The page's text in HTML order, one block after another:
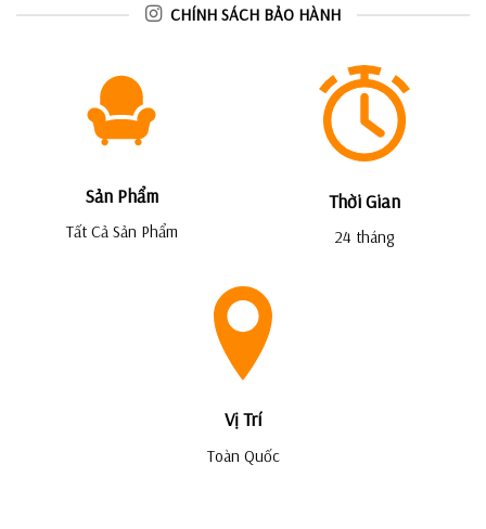
CHÍNH SÁCH BẢO HÀNH
Sản Phẩm
Tất Cả Sản Phẩm
Thời Gian
24 tháng
Vị Trí
Toàn Quốc